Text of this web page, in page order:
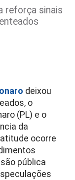
reforça sinais
deixou
o
(PL) e o
da
atitude ocorre
pública